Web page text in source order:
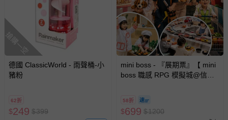
搶購一空
德國 ClassicWorld - 雨聲桶-小
豬粉
62折
$249 $399
mini boss - 『展期票』【 mini
boss 職感 RPG 模擬城@信義
換，依現場梯次安排入場，逾
期作廢) (兒童票(2歲以上)贈一
58折
$699 $1200